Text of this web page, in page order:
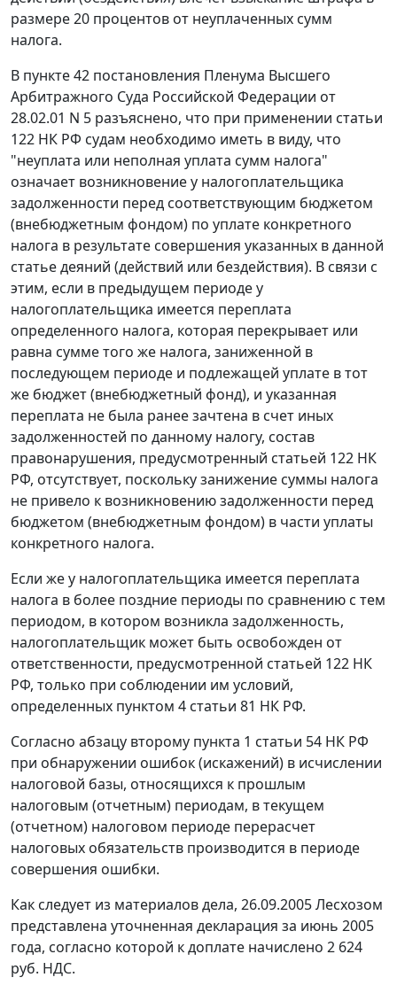
размере 20 процентов от неуплаченных сумм
налога.
В пункте 42 постановления Пленума Высшего
Арбитражного Суда Российской Федерации от
28.02.01 N 5 разъяснено, что при применении статьи
122 НК РФ судам необходимо иметь в виду, что
"неуплата или неполная уплата сумм налога"
означает возникновение у налогоплательщика
задолженности перед соответствующим бюджетом
(внебюджетным фондом) по уплате конкретного
налога в результате совершения указанных в данной
статье деяний (действий или бездействия). В связи с
этим, если в предыдущем периоде у
налогоплательщика имеется переплата
определенного налога, которая перекрывает или
равна сумме того же налога, заниженной в
последующем периоде и подлежащей уплате в тот
же бюджет (внебюджетный фонд), и указанная
переплата не была ранее зачтена в счет иных
задолженностей по данному налогу, состав
правонарушения, предусмотренный статьей 122 НК
РФ, отсутствует, поскольку занижение суммы налога
не привело к возникновению задолженности перед
бюджетом (внебюджетным фондом) в части уплаты
конкретного налога.
Если же у налогоплательщика имеется переплата
налога в более поздние периоды по сравнению с тем
периодом, в котором возникла задолженность,
налогоплательщик может быть освобожден от
ответственности, предусмотренной статьей 122 НК
РФ, только при соблюдении им условий,
определенных пунктом 4 статьи 81 НК РФ.
Согласно абзацу второму пункта 1 статьи 54 НК РФ
при обнаружении ошибок (искажений) в исчислении
налоговой базы, относящихся к прошлым
налоговым (отчетным) периодам, в текущем
(отчетном) налоговом периоде перерасчет
налоговых обязательств производится в периоде
совершения ошибки.
Как следует из материалов дела, 26.09.2005 Лесхозом
представлена уточненная декларация за июнь 2005
года, согласно которой к доплате начислено 2 624
руб. НДС.